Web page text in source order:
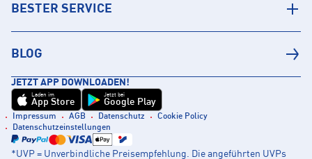
BESTER SERVICE
BLOG
JETZT APP DOWNLOADEN!
Laden im
App Store
Jetzt bei
Google Play
Impressum AGB Datenschutz
Cookie Policy
Datenschutzeinstellungen
*UVP = Unverbindliche Preisempfehlung. Die angeführten UVPs